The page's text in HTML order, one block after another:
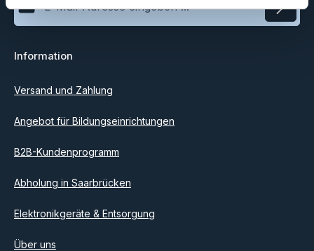
Ich habe dieDatenschutzbestimmungen
einverstanden.
Information
Versand und Zahlung
Angebot für Bildungseinrichtungen
B2B-Kundenprogramm
Abholung in Saarbrücken
Elektronikgeräte & Entsorgung
Über uns